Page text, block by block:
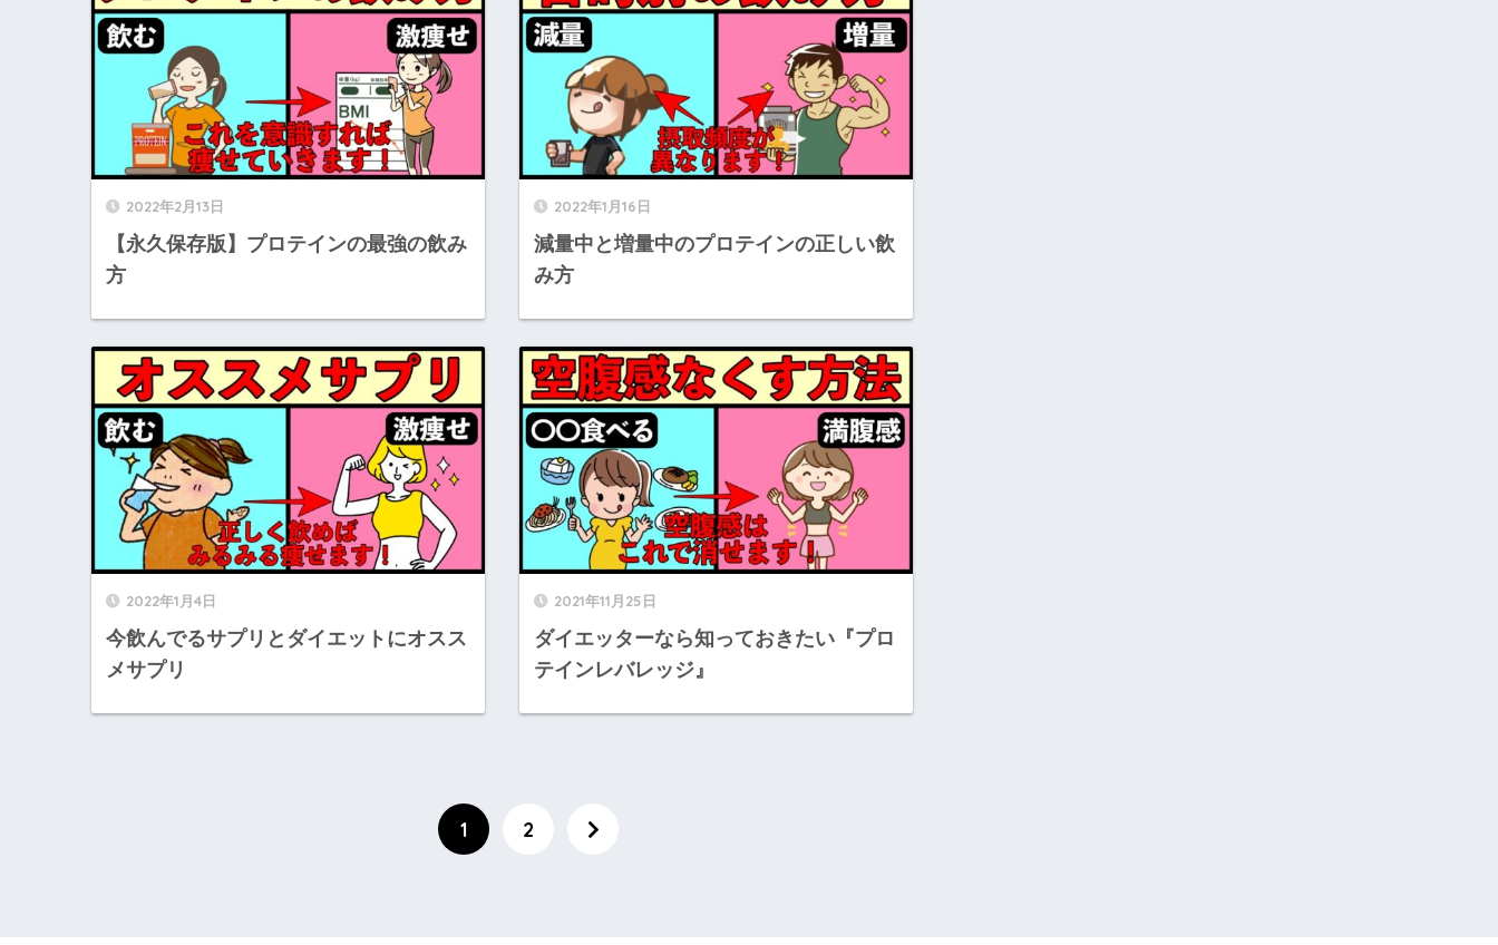
2022年2月13日
【永久保存版】プロテインの最強の飲み
方
2022年1月16日
減量中と増量中のプロテインの正しい飲
み方
2022年1月4日
今飲んでるサプリとダイエットにオスス
メサプリ
2021年11月25日
ダイエッターなら知っておきたい『プロ
テインレバレッジ』
1 2